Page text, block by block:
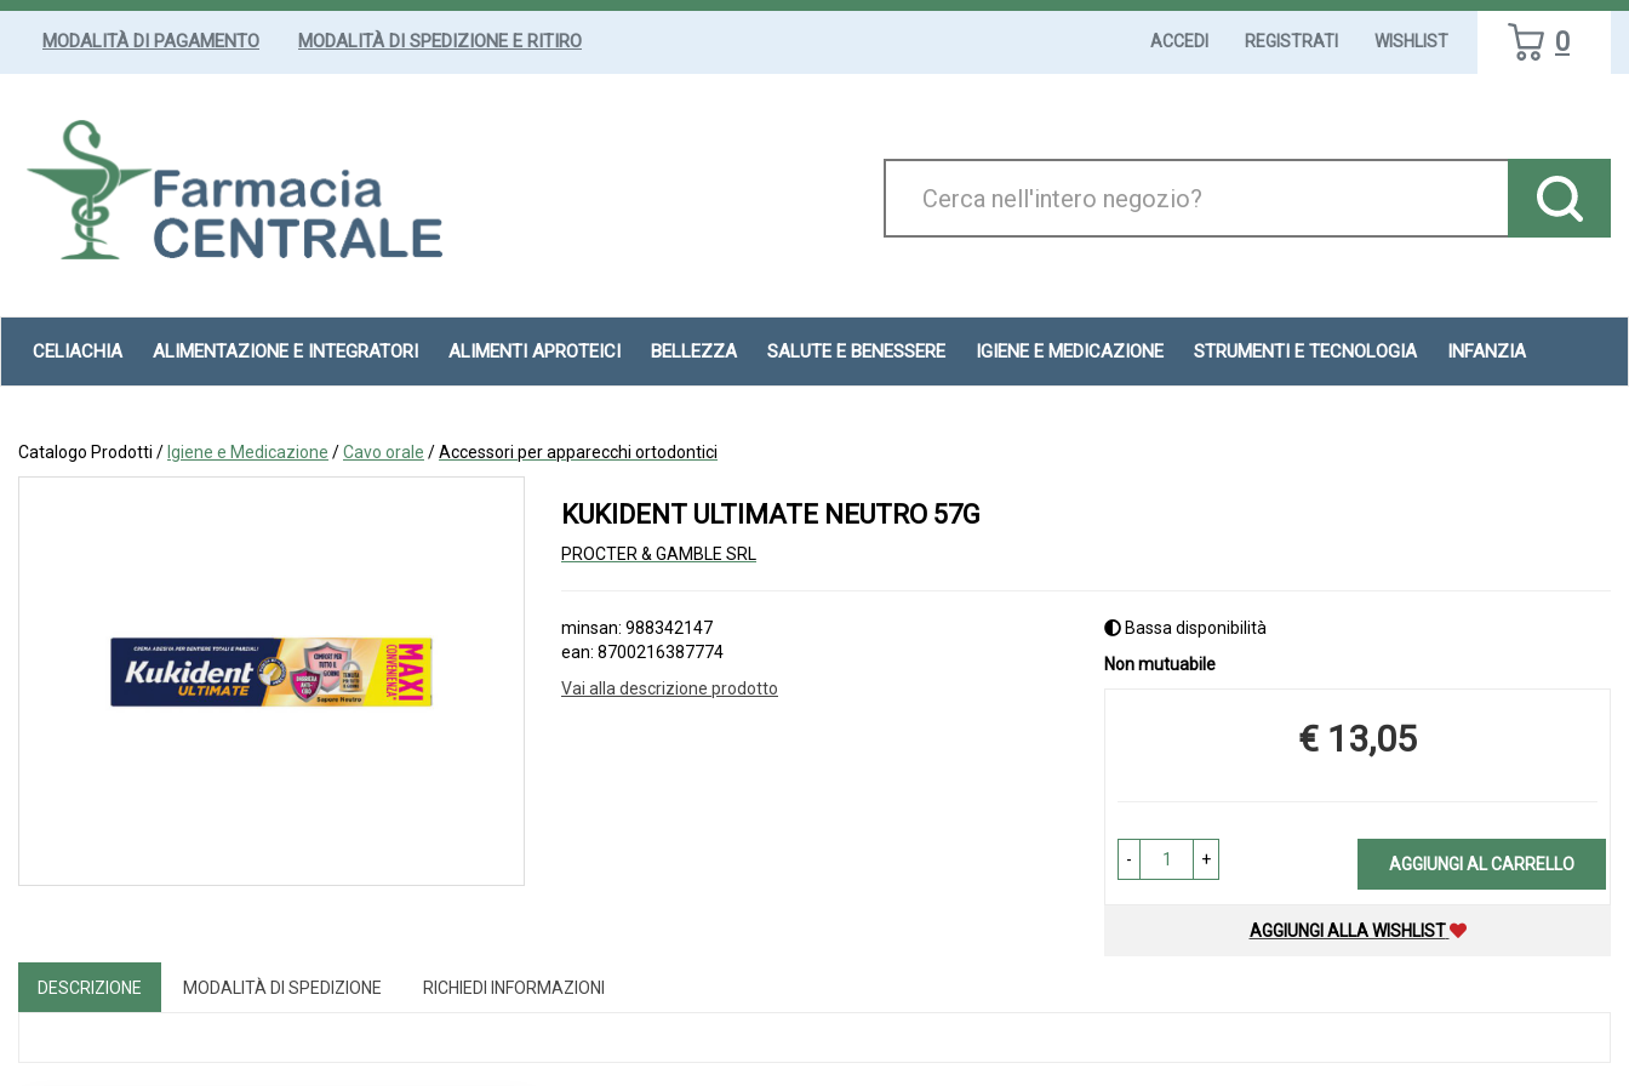
Passa
MODALITÀ DI PAGAMENTO MODALITÀ DI SPEDIZIONE E RITIRO ACCEDI REGISTRATI WISHLIST 0
Prodotto
CELIACHIA ALIMENTAZIONE E INTEGRATORI ALIMENTI APROTEICI BELLEZZA SALUTE E BENESSERE IGIENE E MEDICAZIONE STRUMENTI E TECNOLOGIA INFANZIA
Catalogo Prodotti / Igiene e Medicazione /Cavo orale /Accessori per apparecchi ortodontici
KUKIDENT ULTIMATE NEUTRO 57G
PROCTER & GAMBLE SRL
minsan: 988342147
ean: 8700216387774
Vai alla descrizione prodotto
Bassa disponibilità
Non mutuabile
Prezzo
€ 13,05
- + AGGIUNGI AL CARRELLO
AGGIUNGI ALLA WISHLIST
DESCRIZIONE MODALITÀ DI SPEDIZIONE RICHIEDI INFORMAZIONI